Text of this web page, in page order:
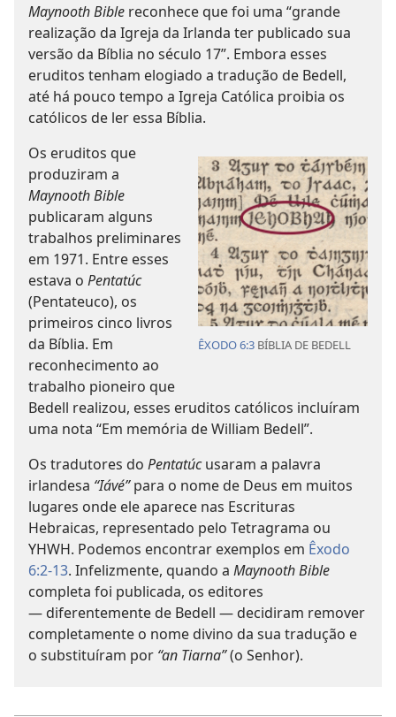
Maynooth Bible reconhece que foi uma “grande
realização da Igreja da Irlanda ter publicado sua
versão da Bíblia no século 17”. Embora esses
eruditos tenham elogiado a tradução de Bedell,
até há pouco tempo a Igreja Católica proibia os
católicos de ler essa Bíblia.
ÊXODO 6:3 BÍBLIA DE BEDELL
Os eruditos que
produziram a
Maynooth Bible
publicaram alguns
trabalhos preliminares
em 1971. Entre esses
estava o Pentatúc
(Pentateuco), os
primeiros cinco livros
da Bíblia. Em
reconhecimento ao
trabalho pioneiro que
Bedell realizou, esses eruditos católicos incluíram
uma nota “Em memória de William Bedell”.
Os tradutores do Pentatúcusaram a palavra
irlandesa “Iávé”para o nome de Deus em muitos
lugares onde ele aparece nas Escrituras
Hebraicas, representado pelo Tetragrama ou
YHWH. Podemos encontrar exemplos em Êxodo
6:2-13. Infelizmente, quando a Maynooth Bible
completa foi publicada, os editores
— diferentemente de Bedell — decidiram remover
completamente o nome divino da sua tradução e
o substituíram por “an Tiarna”(o Senhor).